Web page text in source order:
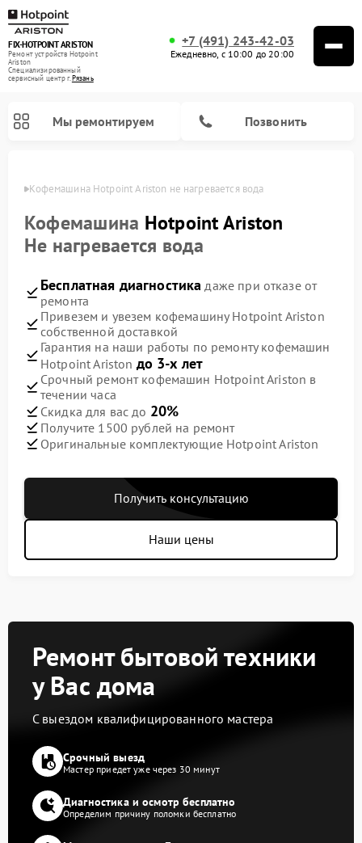
FIX-HOTPOINT ARISTON
Ремонт устройств Hotpoint
Ariston
Специализированный
cервисный центр г.Рязань
+7 (491) 243-42-03
Ежедневно, с 10:00 до 20:00
Мы ремонтируем Позвонить
Кофемашина Hotpoint Ariston не нагревается вода
Кофемашина Hotpoint Ariston
Не нагревается вода
Бесплатная диагностика даже при отказе от
ремонта
Привезем и увезем кофемашину Hotpoint Ariston
собственной доставкой
Гарантия на наши работы по ремонту кофемашин
Hotpoint Ariston до 3-х лет
Срочный ремонт кофемашин Hotpoint Ariston в
течении часа
Скидка для вас до 20%
Получите 1500 рублей на ремонт
Оригинальные комплектующие Hotpoint Ariston
Получить консультацию
Наши цены
Ремонт бытовой техники
у Вас дома
С выездом квалифицированного мастера
Срочный выезд
Мастер приедет уже через 30 минут
Диагностика и осмотр бесплатно
Определим причину поломки бесплатно